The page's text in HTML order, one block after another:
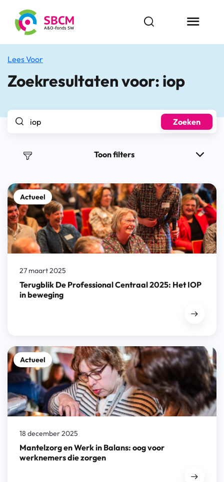
inhoud
Open zoekbalk
Menu
Lees Voor
Zoekresultaten voor: iop
Zoek naar..
Zoeken
Toon filters
Actueel
Terugblik De Professional Centraal 2025: Het IOP
in beweging
27 maart 2025
Actueel
Mantelzorg en Werk in Balans: oog voor
werknemers die zorgen
18 december 2025